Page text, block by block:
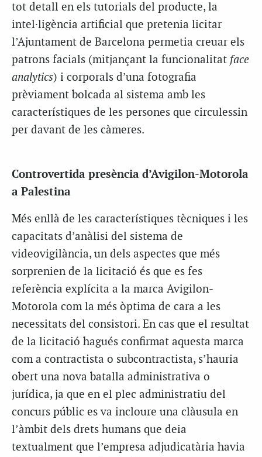
tot detall en els tutorials del producte, la
intel·ligència artificial que pretenia licitar
l’Ajuntament de Barcelona permetia creuar els
patrons facials (mitjançant la funcionalitat face
analytics) i corporals d’una fotografia
prèviament bolcada al sistema amb les
característiques de les persones que circulessin
per davant de les càmeres.
Controvertida presència d’Avigilon-Motorola
a Palestina
Més enllà de les característiques tècniques i les
capacitats d’anàlisi del sistema de
videovigilància, un dels aspectes que més
sorprenien de la licitació és que es fes
referència explícita a la marca Avigilon-
Motorola com la més òptima de cara a les
necessitats del consistori. En cas que el resultat
de la licitació hagués confirmat aquesta marca
com a contractista o subcontractista, s’hauria
obert una nova batalla administrativa o
jurídica, ja que en el plec administratiu del
concurs públic es va incloure una clàusula en
l’àmbit dels drets humans que deia
textualment que l’empresa adjudicatària havia